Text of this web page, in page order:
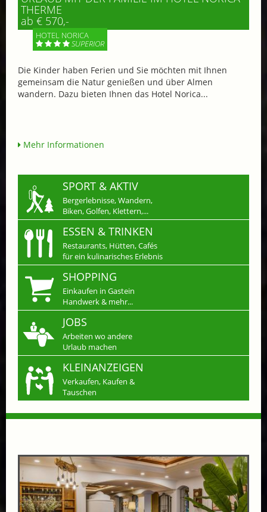
THERME
ab € 570,-
HOTEL NORICA
SUPERIOR
Die Kinder haben Ferien und Sie möchten mit Ihnen
gemeinsam die Natur genießen und über Almen
wandern. Dazu bieten Ihnen das Hotel Norica...
Mehr Informationen
SPORT & AKTIV
Bergerlebnisse, Wandern,
Biken, Golfen, Klettern,...
ESSEN & TRINKEN
Restaurants, Hütten, Cafés
für ein kulinarisches Erlebnis
SHOPPING
Einkaufen in Gastein
Handwerk & mehr...
JOBS
Arbeiten wo andere
Urlaub machen
KLEINANZEIGEN
Verkaufen, Kaufen &
Tauschen